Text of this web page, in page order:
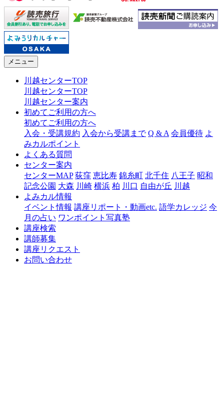
メニュー
川越センターTOP
川越センターTOP
川越センター案内
初めてご利用の方へ
初めてご利用の方へ
入会・受講規約 入会から受講まで Q & A 会員優待 よ
みカルポイント
よくある質問
センター案内
センターMAP 荻窪 恵比寿 錦糸町 北千住 八王子 昭和
記念公園 大森 川崎 横浜 柏 川口 自由が丘 川越
よみカル情報
イベント情報 講座リポート・動画etc. 語学カレッジ 今
月の占い ワンポイント写真塾
講座検索
講師募集
講座リクエスト
お問い合わせ